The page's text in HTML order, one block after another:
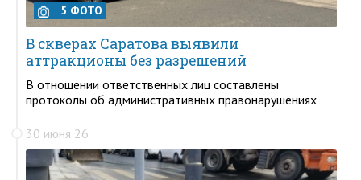
5 ФОТО
В скверах Саратова выявили
аттракционы без разрешений
В отношении ответственных лиц составлены
протоколы об административных правонарушениях
30 июня 26